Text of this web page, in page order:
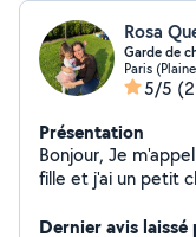
Rosa
Garde de
Paris
5/5
Présentation
Bonjour, Je m'appelle Rosa, je suis maman d'une petite
fille et j'ai un petit
journée donc,
Dernier avis